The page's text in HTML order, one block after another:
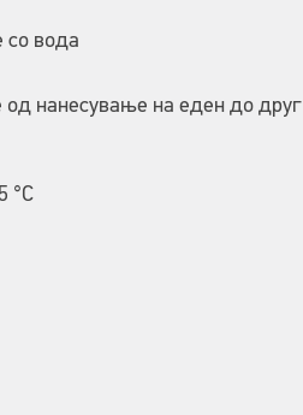
со вода
нанесување на еден до друг
°C